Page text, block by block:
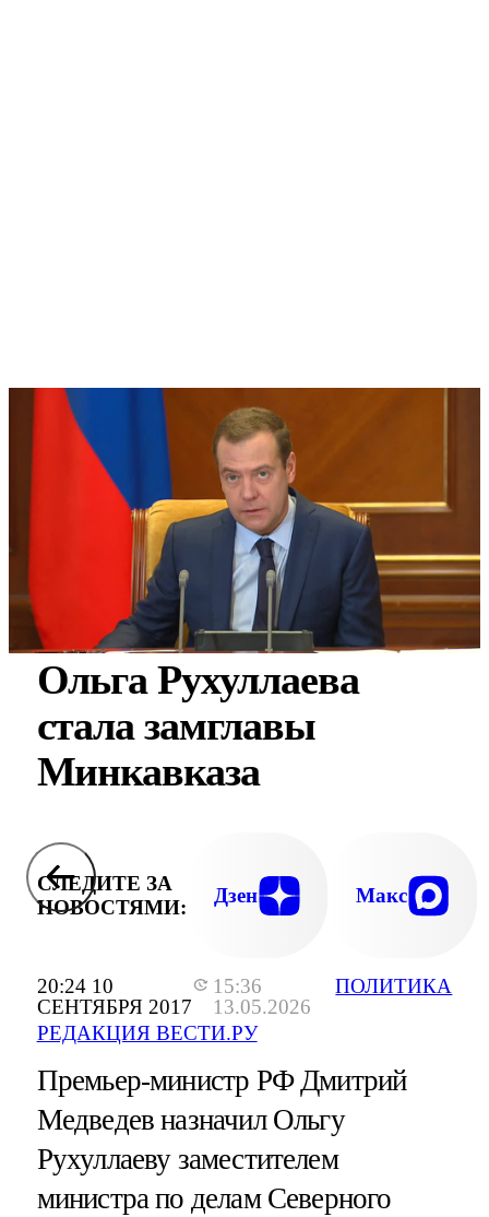
20:24 10
СЕНТЯБРЯ 2017
15:36
13.05.2026
РЕДАКЦИЯ ВЕСТИ.РУ
ПОЛИТИКА
Ольга Рухуллаева
стала замглавы
Минкавказа
СЛЕДИТЕ ЗА
НОВОСТЯМИ:
Дзен Макс
Премьер-министр РФ Дмитрий
Медведев назначил Ольгу
Рухуллаеву заместителем
министра по делам Северного